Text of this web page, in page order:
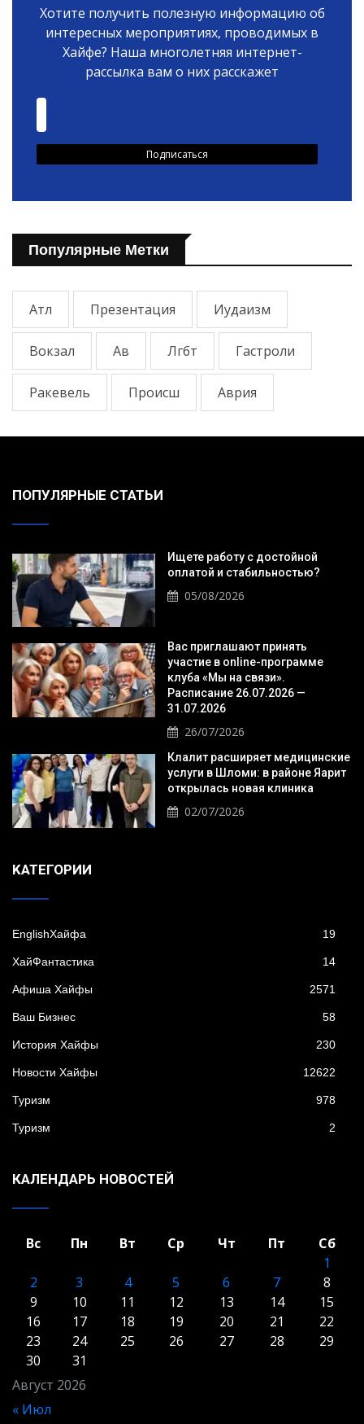
Хотите получить полезную информацию об
интересных мероприятиях, проводимых в
Хайфе? Наша многолетняя интернет-
рассылка вам о них расскажет
Популярные Метки
Атл Презентация Иудаизм
Вокзал Ав Лгбт Гастроли
Ракевель Происш Аврия
ПОПУЛЯРНЫЕ СТАТЬИ
Ищете работу с достойной
оплатой и стабильностью?
05/08/2026
Вас приглашают принять
участие в online-программе
клуба «Мы на связи».
Расписание 26.07.2026 —
31.07.2026
26/07/2026
Клалит расширяет медицинские
услуги в Шломи: в районе Яарит
открылась новая клиника
02/07/2026
KАТЕГОРИИ
EnglishХайфа 19
XайФантастика 14
Афиша Хайфы 2571
Ваш Бизнес 58
История Хайфы 230
Новости Хайфы 12622
Туризм 978
Туризм 2
КАЛЕНДАРЬ НОВОСТЕЙ
Август 2026
Вс Пн Вт Ср Чт Пт
Сб
1
2
3 4 5 6 7
8
9
10 11 12 13 14
15
16
17 18 19 20 21
22
23
24 25 26 27 28
29
30
31
« Июл